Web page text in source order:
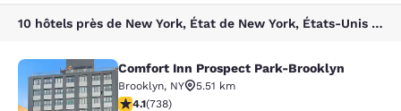
10 hôtels près de New York, État de New York, États-Unis correspondent à vos filtres
Comfort Inn Prospect Park-
Comfort Inn Prospect Park-Brooklyn
Brooklyn, NY
5.51 km
4.06 étoiles. Très Bien. 738 commentaires
4.1(738)